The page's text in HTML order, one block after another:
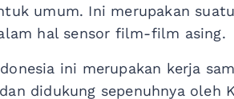
umum. Ini merupakan
hal sensor film-film asing.
ini merupakan kerja
didukung sepenuhnya oleh